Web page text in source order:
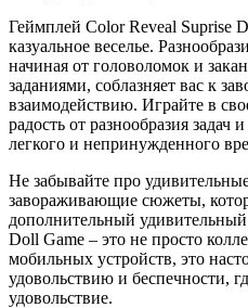
Геймплей Color Reveal Suprise
казуальное веселье.
начиная от головоломок и
заданиями, соблазняет вас к
взаимодействию. Играйте в
радость от разнообразия задач
легкого и непринужденного
Не забывайте про
завораживающие сюжеты,
дополнительный
Doll Game – это не просто
мобильных устройств, это
удовольствию и беспечности,
удовольствие.